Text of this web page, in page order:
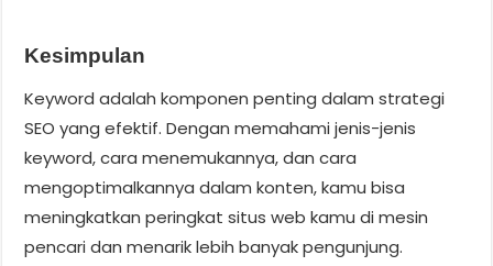
Kesimpulan
Keyword adalah komponen penting dalam strategi
SEO yang efektif. Dengan memahami jenis-jenis
keyword, cara menemukannya, dan cara
mengoptimalkannya dalam konten, kamu bisa
meningkatkan peringkat situs web kamu di mesin
pencari dan menarik lebih banyak pengunjung.